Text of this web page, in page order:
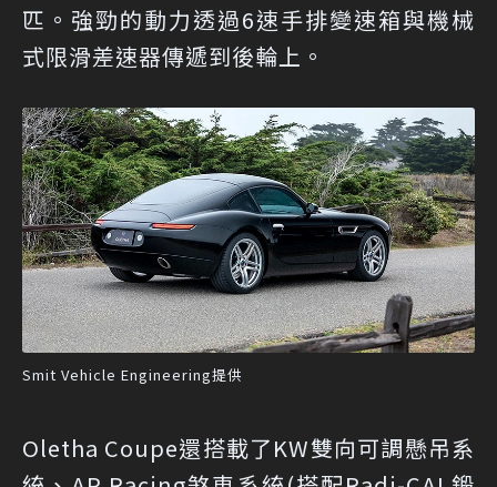
匹。強勁的動力透過6速手排變速箱與機械
式限滑差速器傳遞到後輪上。
Smit Vehicle Engineering提供
Oletha Coupe還搭載了KW雙向可調懸吊系